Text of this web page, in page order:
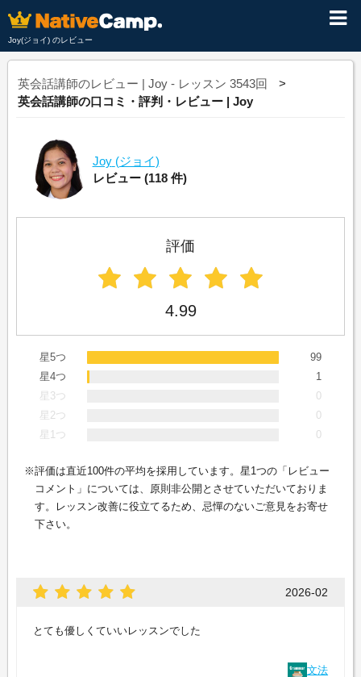
Joy(ジョイ) のレビュー
英会話講師のレビュー | Joy - レッスン 3543回
英会話講師の口コミ・評判・レビュー | Joy
Joy (ジョイ)
レビュー (118 件)
評価
4.99
星5つ
99
星4つ
1
星3つ
0
星2つ
0
星1つ
0
評価は直近100件の平均を採用しています。星1つの「レビュー
コメント」については、原則非公開とさせていただいておりま
す。レッスン改善に役立てるため、忌憚のないご意見をお寄せ
下さい。
2026-02
とても優しくていいレッスンでした
文法